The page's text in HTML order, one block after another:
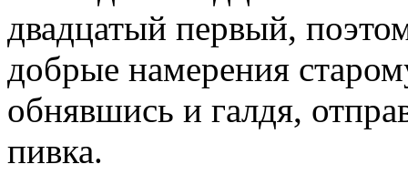
двадцатый первый,
добрые намерения
обнявшись и галдя,
пивка.